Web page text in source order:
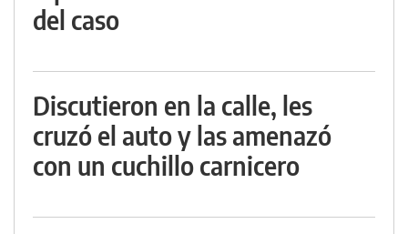
del caso
Discutieron en la calle, les
cruzó el auto y las amenazó
con un cuchillo carnicero